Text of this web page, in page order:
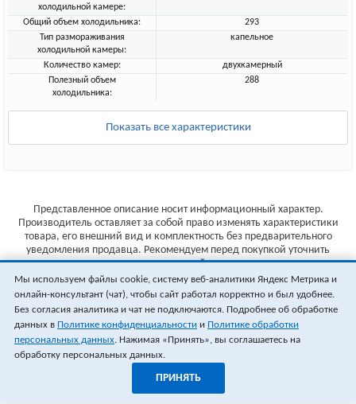
холодильной камере:
Общий объем холодильника:
293
Тип размораживания
холодильной камеры:
капельное
Количество камер:
двухкамерный
Полезный объем
холодильника:
288
Показать все характеристики
Представленное описание носит информационный характер.
Производитель оставляет за собой право изменять характеристики
товара, его внешний вид и комплектность без предварительного
уведомления продавца. Рекомендуем перед покупкой уточнить
характеристики товара на сайте производителя.
Указанные цены не являются публичной офертой (ст.435 ГК РФ).
Стоимость и наличие товара уточняйте у менеджера.
Мы используем файлы cookie, систему веб-аналитики Яндекс Метрика и
онлайн-консультант (чат), чтобы сайт работал корректно и был удобнее.
Без согласия аналитика и чат не подключаются. Подробнее об обработке
данных в Политике конфиденциальности и Политике обработки
персональных данных. Нажимая «Принять», вы соглашаетесь на
обработку персональных данных.
ПРИНЯТЬ